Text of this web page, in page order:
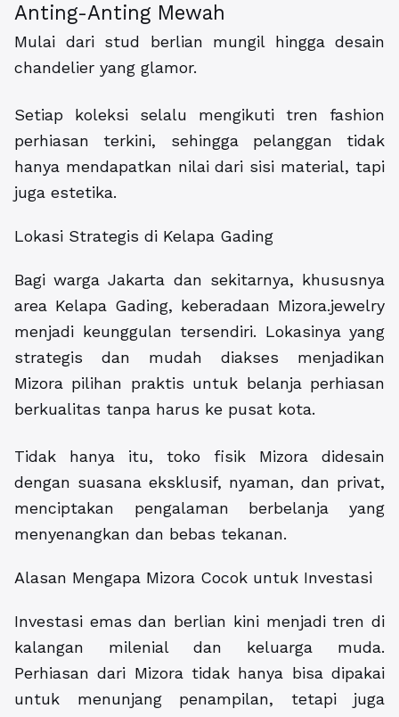
Anting-Anting Mewah
Mulai dari stud berlian mungil hingga desain
chandelier yang glamor.
Setiap koleksi selalu mengikuti tren fashion
perhiasan terkini, sehingga pelanggan tidak
hanya mendapatkan nilai dari sisi material, tapi
juga estetika.
Lokasi Strategis di Kelapa Gading
Bagi warga Jakarta dan sekitarnya, khususnya
area Kelapa Gading, keberadaan Mizora.jewelry
menjadi keunggulan tersendiri. Lokasinya yang
strategis dan mudah diakses menjadikan
Mizora pilihan praktis untuk belanja perhiasan
berkualitas tanpa harus ke pusat kota.
Tidak hanya itu, toko fisik Mizora didesain
dengan suasana eksklusif, nyaman, dan privat,
menciptakan pengalaman berbelanja yang
menyenangkan dan bebas tekanan.
Alasan Mengapa Mizora Cocok untuk Investasi
Investasi emas dan berlian kini menjadi tren di
kalangan milenial dan keluarga muda.
Perhiasan dari Mizora tidak hanya bisa dipakai
untuk menunjang penampilan, tetapi juga